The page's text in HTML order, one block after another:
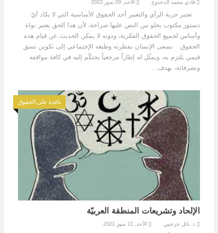
فادي محمد الدحدوح الأحد, 09 تموز 2023
تعتبر حرية الرأي والتعبير أحد الحقوق الأساسية التي لا يكاد أيّ
دستور مكتوب يخلو من النص عليها صراحة، لأن هذا الحق يعتبر نواة
وأساس لجميع الحقوق الفكرية، ودونه لا يمكن الحديث عن قيام هذه
الحقوق. يسعى الإنسان بفطرته وطبعه الإجتماعي إلى تكوين نسق
قيمي يلتزم به، ويمثّل له إطاراً مرجعياً يحتكّم إليه في كافة مواقفه
وتصرفاته، بهدف...
نافذة على الحقوق
الإلحاد وتشريعات المنطقة العربيّة
د. نائل جرجس الأحد, 11 تموز 2021